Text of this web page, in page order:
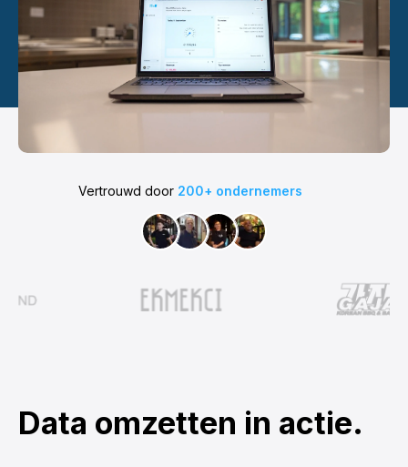
Vertrouwd door 200+ ondernemers
Data omzetten in actie.